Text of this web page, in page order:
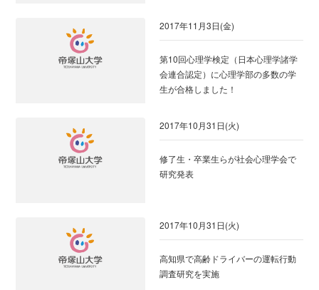
2017年11月3日(金)
第10回心理学検定（日本心理学諸学
会連合認定）に心理学部の多数の学
生が合格しました！
2017年10月31日(火)
修了生・卒業生らが社会心理学会で
研究発表
2017年10月31日(火)
高知県で高齢ドライバーの運転行動
調査研究を実施